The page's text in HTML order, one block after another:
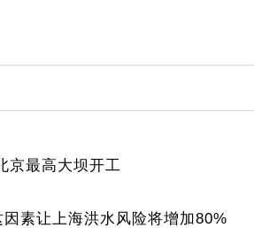
京最高大坝开工
因素让上海洪水风险将增加80%